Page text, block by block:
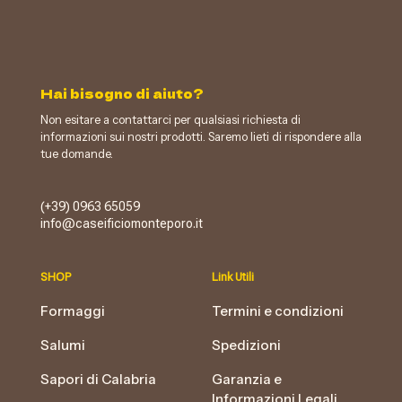
Hai bisogno di aiuto?
Non esitare a contattarci per qualsiasi richiesta di
informazioni sui nostri prodotti. Saremo lieti di rispondere alla
tue domande.
(+39) 0963 65059
info@caseificiomonteporo.it
SHOP
Formaggi
Salumi
Sapori di Calabria
Link Utili
Termini e condizioni
Spedizioni
Garanzia e